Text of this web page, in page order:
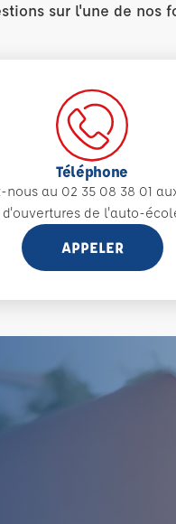
sur l'une de nos
Téléphone
nous au 02 35 08 38 01
d'ouvertures de l'auto-
APPELER